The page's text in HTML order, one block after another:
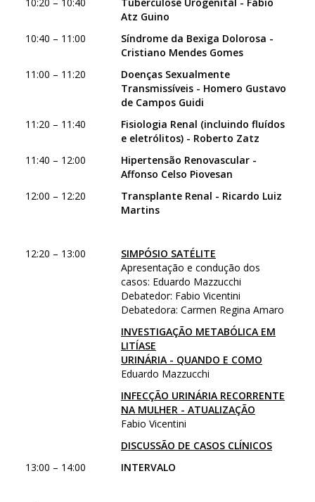
Atz Guino
10:40 – 11:00
Síndrome da Bexiga Dolorosa -
Cristiano Mendes Gomes
11:00 – 11:20
Doenças Sexualmente
Transmissíveis - Homero Gustavo
de Campos Guidi
11:20 – 11:40
Fisiologia Renal (incluindo fluídos
e eletrólitos) - Roberto Zatz
11:40 – 12:00
Hipertensão Renovascular -
Affonso Celso Piovesan
12:00 – 12:20
Transplante Renal - Ricardo Luiz
Martins
12:20 – 13:00
SIMPÓSIO SATÉLITE
Apresentação e condução dos
casos: Eduardo Mazzucchi
Debatedor: Fabio Vicentini
Debatedora: Carmen Regina Amaro
INVESTIGAÇÃO METABÓLICA EM
LITÍASE
URINÁRIA - QUANDO E COMO
Eduardo Mazzucchi
INFECÇÃO URINÁRIA RECORRENTE
NA MULHER - ATUALIZAÇÃO
Fabio Vicentini
DISCUSSÃO DE CASOS CLÍNICOS
13:00 – 14:00
INTERVALO